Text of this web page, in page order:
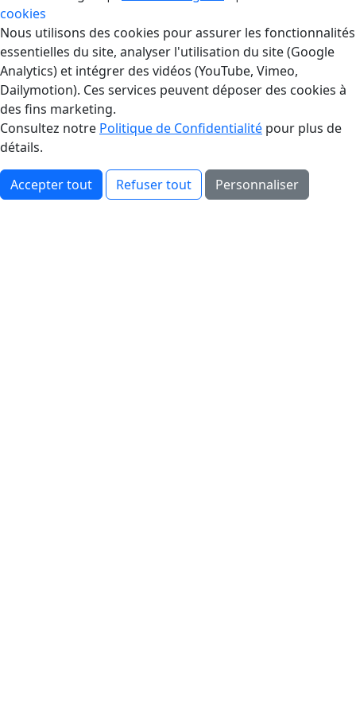
cookies
Gestion des Cookies
Nous utilisons des cookies pour assurer les fonctionnalités
essentielles du site, analyser l'utilisation du site (Google
Analytics) et intégrer des vidéos (YouTube, Vimeo,
Dailymotion). Ces services peuvent déposer des cookies à
des fins marketing.
Consultez notre Politique de Confidentialité pour plus de
détails.
Accepter tout Refuser tout Personnaliser